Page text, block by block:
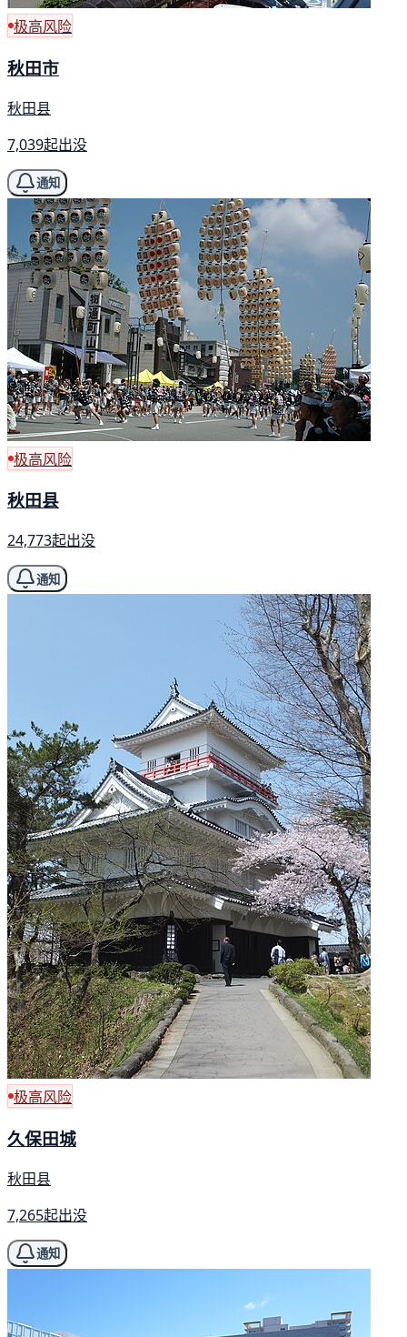
极高风险
秋田市
秋田县
7,039起出没
通知
极高风险
秋田县
24,773起出没
通知
极高风险
久保田城
秋田县
7,265起出没
通知